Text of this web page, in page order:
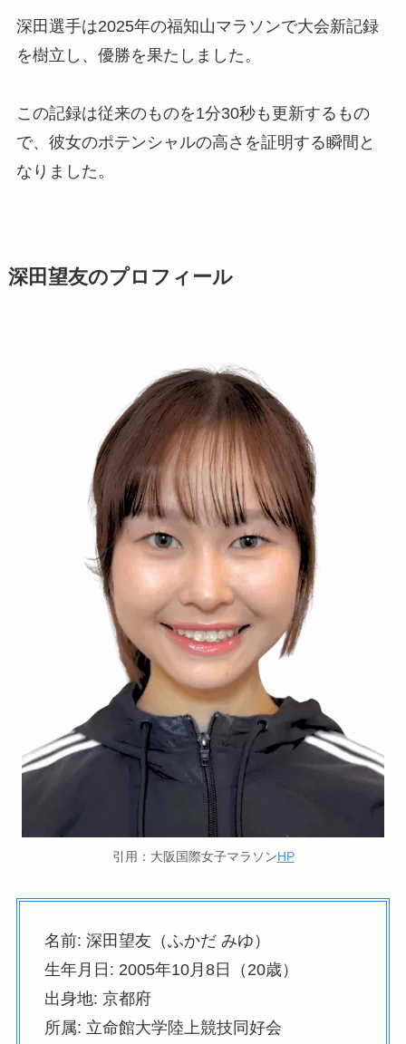
深田選手は2025年の福知山マラソンで大会新記録
を樹立し、優勝を果たしました。
この記録は従来のものを1分30秒も更新するもの
で、彼女のポテンシャルの高さを証明する瞬間と
なりました。
深田望友のプロフィール
引用：大阪国際女子マラソンHP
名前: 深田望友（ふかだ みゆ）
生年月日: 2005年10月8日（20歳）
出身地: 京都府
所属: 立命館大学陸上競技同好会